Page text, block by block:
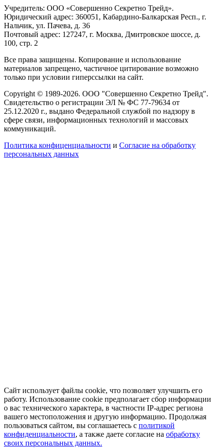
Учредитель: ООО «Совершенно Секретно Трейд».
Юридический адрес: 360051, Кабардино-Балкарская Респ., г.
Нальчик, ул. Пачева, д. 36
Почтовый адрес: 127247, г. Москва, Дмитровское шоссе, д.
100, стр. 2
Все права защищены. Копирование и использование
материалов запрещено, частичное цитирование возможно
только при условии гиперссылки на сайт.
Copyright © 1989-2026. ООО "Совершенно Секретно Трейд".
Свидетельство о регистрации ЭЛ № ФС 77-79634 от
25.12.2020 г., выдано Федеральной службой по надзору в
сфере связи, информационных технологий и массовых
коммуникаций.
Политика конфиценциальности и Согласие на обработку
персональных данных
Сайт использует файлы cookie, что позволяет улучшить его
работу. Использование cookie предполагает сбор информации
о вас технического характера, в частности IP-адрес региона
вашего местоположения и другую информацию. Продолжая
пользоваться сайтом, вы соглашаетесь с политикой
конфиденциальности, а также даете согласие на обработку
своих персональных данных.